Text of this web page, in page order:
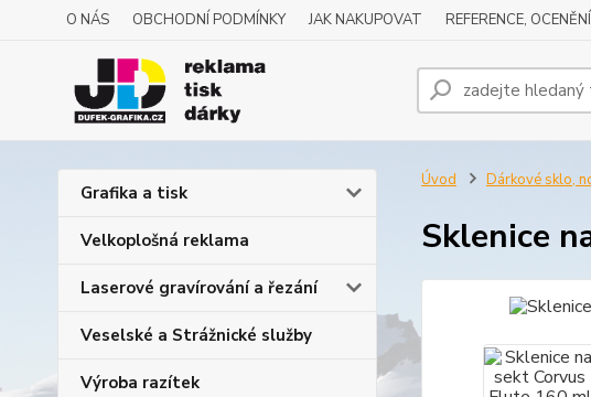
O NÁS OBCHODNÍ PODMÍNKY JAK NAKUPOVAT REFERENCE, OCENĚNÍ
Grafika a tisk
Velkoplošná reklama
Laserové gravírování a řezání
Veselské a Strážnické služby
Výroba razítek
Úvod Dárkové sklo,
Sklenice